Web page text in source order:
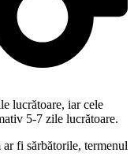
lucrătoare, iar cele
5-7 zile lucrătoare.
fi sărbătorile, termenul